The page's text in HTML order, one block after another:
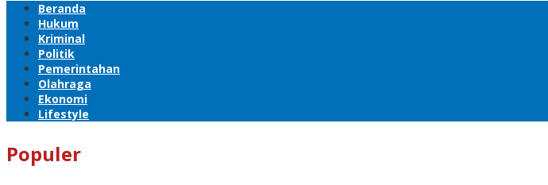
Beranda
Hukum
Kriminal
Politik
Pemerintahan
Olahraga
Ekonomi
Lifestyle
Populer